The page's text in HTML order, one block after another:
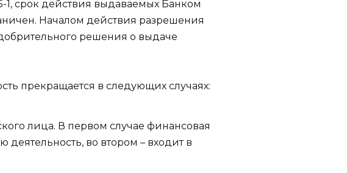
1, срок действия выдаваемых Банком
Началом действия разрешения
решения о выдаче
прекращается в следующих случаях:
лица. В первом случае финансовая
во втором – входит в